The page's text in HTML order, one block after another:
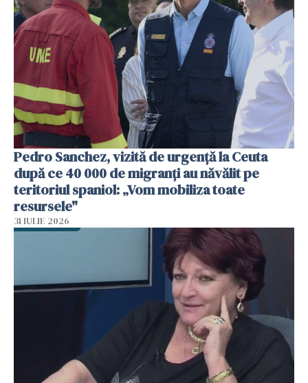
Pedro Sanchez, vizită de urgență la Ceuta
după ce 40 000 de migranți au năvălit pe
teritoriul spaniol: „Vom mobiliza toate
resursele"
31 IULIE 2026